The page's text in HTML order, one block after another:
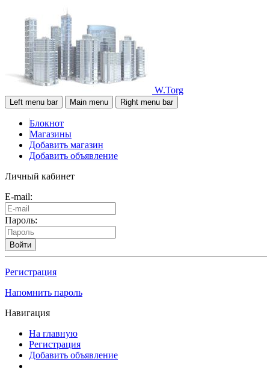
W.Torg
Left menu bar Main menu Right menu bar
Блокнот
Магазины
Добавить магазин
Добавить объявление
Личный кабинет
E-mail:
Пароль:
Войти
Регистрация
Напомнить пароль
Навигация
На главную
Регистрация
Добавить объявление